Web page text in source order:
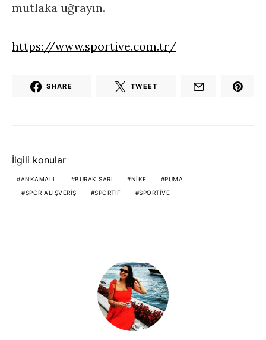
mutlaka uğrayın.
https://www.sportive.com.tr/
SHARE TWEET
İlgili konular
ANKAMALL BURAK SARI NIKE
PUMA
SPOR ALIŞVERIŞ
SPORTIF SPORTIVE